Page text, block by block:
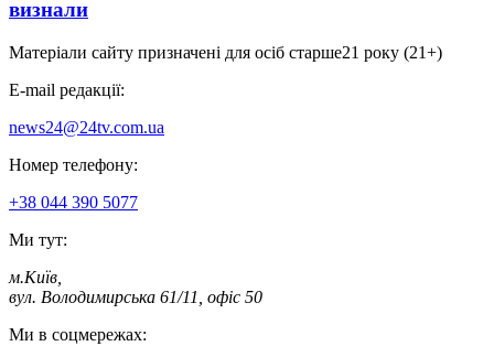
визнали
Матеріали сайту призначені для осіб старше21 року (21+)
E-mail редакції:
news24@24tv.com.ua
Номер телефону:
+38 044 390 5077
Ми тут:
м.Київ
вул. Володимирська 61/11, офіс 50
Ми в соцмережах: